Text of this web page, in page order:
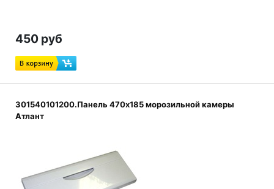
450 руб
301540101200.Панель 470x185 морозильной камеры
Атлант